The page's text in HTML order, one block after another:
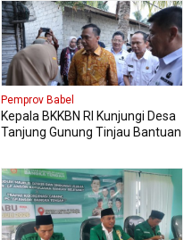
Pemprov Babel
Kepala BKKBN RI Kunjungi Desa
Tanjung Gunung Tinjau Bantuan